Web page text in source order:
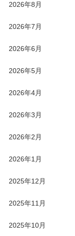
2026年8月
2026年7月
2026年6月
2026年5月
2026年4月
2026年3月
2026年2月
2026年1月
2025年12月
2025年11月
2025年10月